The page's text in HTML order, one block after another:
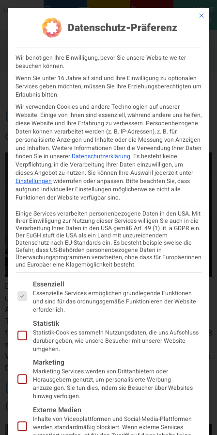
VERANSTALTUNGENPODCASTS NEUROLOGISCH KONTAKT
MEINE
ÖGN
Tag:14. März 2025
ÖGN Jahrestagung 2025: Auf
ein baldiges Wiedersehen
Drei spannende Tage der ÖGN-Jahrestagung liegen hinter
uns. Von historischen Rückblicken bis hin zu innovativen
Ansätzen in der Bildgebung, Biomarker-Forschung und
Therapieentwicklung wurde deutlich, wie dynamisch und
facettenreich unser Fach ist. Mit 900 Teilnehmer*innen, 138
wissenschaftlichen Einreichungen und hochkarätigen
Vorträgen war die Tagung ein großer Erfolg. Hier ein großes
Dankeschön von Priv.-Doz.in Dr.in Bettina Pfausler […]
ÖGN Jahrestagung 2025 –
Gehirngesundheit im Fokus
Mit
Datenschutz-Präferenz
Wir benötigen Ihre Einwilligung, bevor Sie unsere Website weiter
besuchen können.
Wenn Sie unter 16 Jahre alt sind und Ihre Einwilligung zu optionalen
Services geben möchten, müssen Sie Ihre Erziehungsberechtigten um
Erlaubnis bitten.
Wir verwenden Cookies und andere Technologien auf unserer
Website. Einige von ihnen sind essenziell, während andere uns helfen,
diese Website und Ihre Erfahrung zu verbessern. Personenbezogene
Daten können verarbeitet werden (z. B. IP-Adressen), z. B. für
personalisierte Anzeigen und Inhalte oder die Messung von Anzeigen
und Inhalten.Weitere Informationen über die Verwendung Ihrer Daten
finden Sie in unserer Datenschutzerklärung. Es besteht keine
Verpflichtung, in die Verarbeitung Ihrer Daten einzuwilligen, um
dieses Angebot zu nutzen.Sie können Ihre Auswahl jederzeit unter
Einstellungen widerrufen oder anpassen. Bitte beachten Sie, dass
aufgrund individueller Einstellungen möglicherweise nicht alle
Funktionen der Website verfügbar sind.
Einige Services verarbeiten personenbezogene Daten in den USA. Mit
Ihrer Einwilligung zur Nutzung dieser Services willigen Sie auch in die
Verarbeitung Ihrer Daten in den USA gemäß Art. 49 (1) lit. a GDPR ein.
Der EuGH stuft die USA als ein Land mit unzureichendem
Datenschutz nach EU-Standards ein. Es besteht beispielsweise die
Gefahr, dass US-Behörden personenbezogene Daten in
Überwachungsprogrammen verarbeiten, ohne dass für Europäerinnen
und Europäer eine Klagemöglichkeit besteht.
Es folgt eine Liste der Service-Gruppen, für die eine
Essenziell
Essenzielle Services ermöglichen grundlegende Funktionen
und sind für das ordnungsgemäße Funktionieren der Website
erforderlich.
Statistik
Statistik-Cookies sammeln Nutzungsdaten, die uns Aufschluss
darüber geben, wie unsere Besucher mit unserer Website
umgehen.
Marketing
Marketing Services werden von Drittanbietern oder
Herausgebern genutzt, um personalisierte Werbung
anzuzeigen. Sie tun dies, indem sie Besucher über Websites
hinweg verfolgen.
Externe Medien
Inhalte von Videoplattformen und Social-Media-Plattformen
werden standardmäßig blockiert. Wenn externe Services